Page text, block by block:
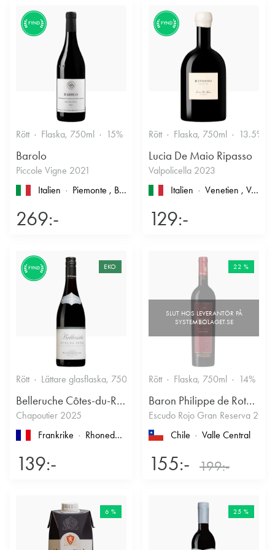
FYND
Rött Flaska, 750ml 15% Stramt & Nyanserat
Barolo
Piccole Vigne 2021
Italien
Piemonte , Barolo
269:-
FYND
Rött Flaska, 750ml 13.5%
Lucia De Maio Ripasso
Valpolicella 2023
Italien
Venetien , Valpolicella
129:-
FYND EKO
Rött Lättare glasflaska, 750ml 13.5% Kryddigt & Mustigt
Belleruche Côtes-du-Rhône
Chapoutier 2025
Frankrike
Rhonedalen , Côtes du Rhône
139:-
22 %
Rött Flaska, 750ml 14%
Baron Philippe de Rothschild Chile SA
Escudo Rojo Gran Reserva 2022
Chile
Valle Central
155:- 199:-
6 % 25 %